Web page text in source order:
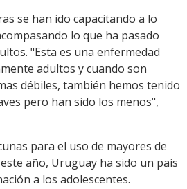
se han ido capacitando a lo
lo que ha pasado
"Esta es una enfermedad
adultos y cuando son
débiles, también hemos tenido
pero han sido los menos",
para el uso de mayores de
año, Uruguay ha sido un país
a los adolescentes.